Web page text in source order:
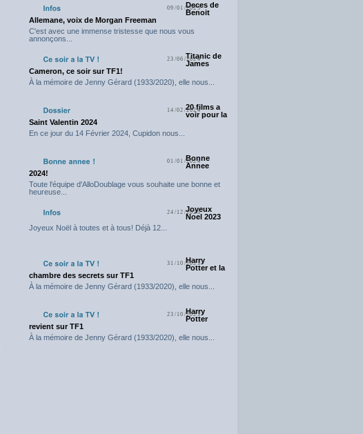
09/01/2025Deces de
Benoit
Allemane, voix de Morgan Freeman
C'est avec une immense tristesse que nous vous
annonçons...
23/06/2024Titanic de
James
Cameron, ce soir sur TF1!
À la mémoire de Jenny Gérard (1933/2020), elle nous...
14/02/202420 films a
voir pour la
Saint Valentin 2024
En ce jour du 14 Février 2024, Cupidon nous...
01/01/2024
Bonne
Annee
2024!
Toute l'équipe d'AlloDoublage vous souhaite une bonne et
heureuse...
24/12/2023
Joyeux
Noel 2023
Joyeux Noël à toutes et à tous! Déjà 12...
31/10/2023
Harry
Potter et la
chambre des secrets sur TF1
À la mémoire de Jenny Gérard (1933/2020), elle nous...
23/10/2023
Harry
Potter
revient sur TF1
À la mémoire de Jenny Gérard (1933/2020), elle nous...